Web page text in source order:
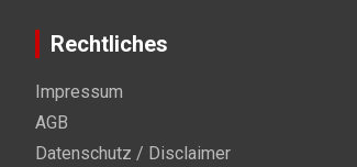
Rechtliches
Impressum
AGB
Datenschutz / Disclaimer